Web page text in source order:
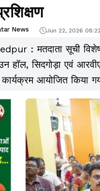
News Jun 22, 2026
: मतदाता सूची
हॉल, सिदगोड़ा एवं
कार्यक्रम आयोजित किया
एवं झारखंड के अपर मुख्य
निर्देश दिए.